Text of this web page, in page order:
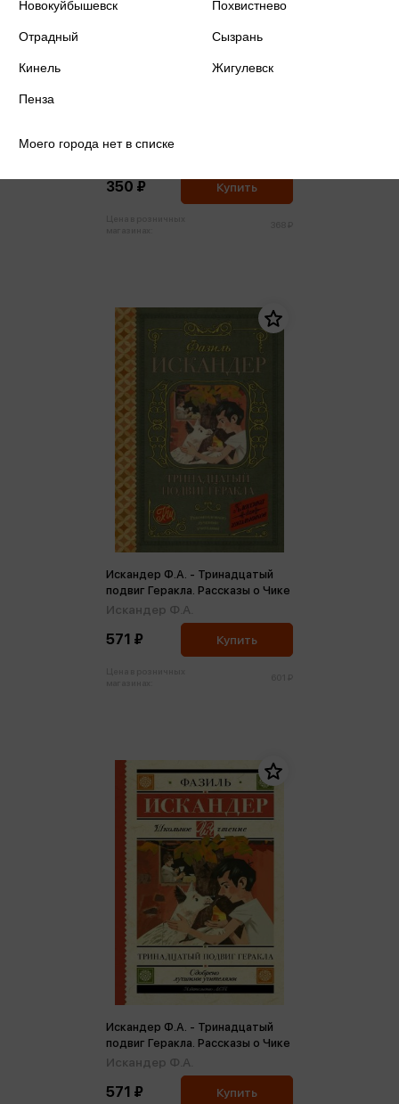
350 ₽ Купить
Искандер Ф.А. - Тринадцатый
подвиг Геракла. Рассказы о Чике
Искандер Ф.А.
571 ₽ Купить
Искандер Ф.А. - Тринадцатый
подвиг Геракла. Рассказы о Чике
Искандер Ф.А.
571 ₽ Купить
Новокуйбышевск Похвистнево
Отрадный Сызрань
Кинель Жигулевск
Пенза
Моего города нет в списке